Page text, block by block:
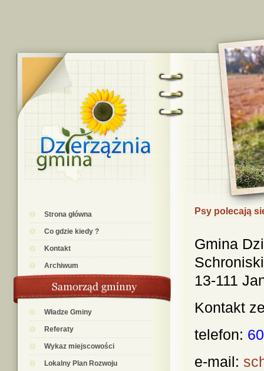
Strona główna
Co gdzie kiedy ?
Kontakt
Archiwum
Władze Gminy
Referaty
Wykaz miejscowości
Lokalny Plan Rozwoju
Psy polecają
Gmina
13-111
Kontakt
telefon:
e-mail: